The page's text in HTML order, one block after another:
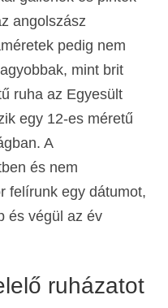
angolszász
pedig nem
mint brit
ruha az Egyesült
egy 12-es méretű
A
és nem
felírunk egy dátumot,
és végül az év
ruházatot